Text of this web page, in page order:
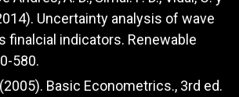
Uncertainty analysis of wave
finalcial indicators. Renewable
580.
(2005). Basic Econometrics., 3rd ed.